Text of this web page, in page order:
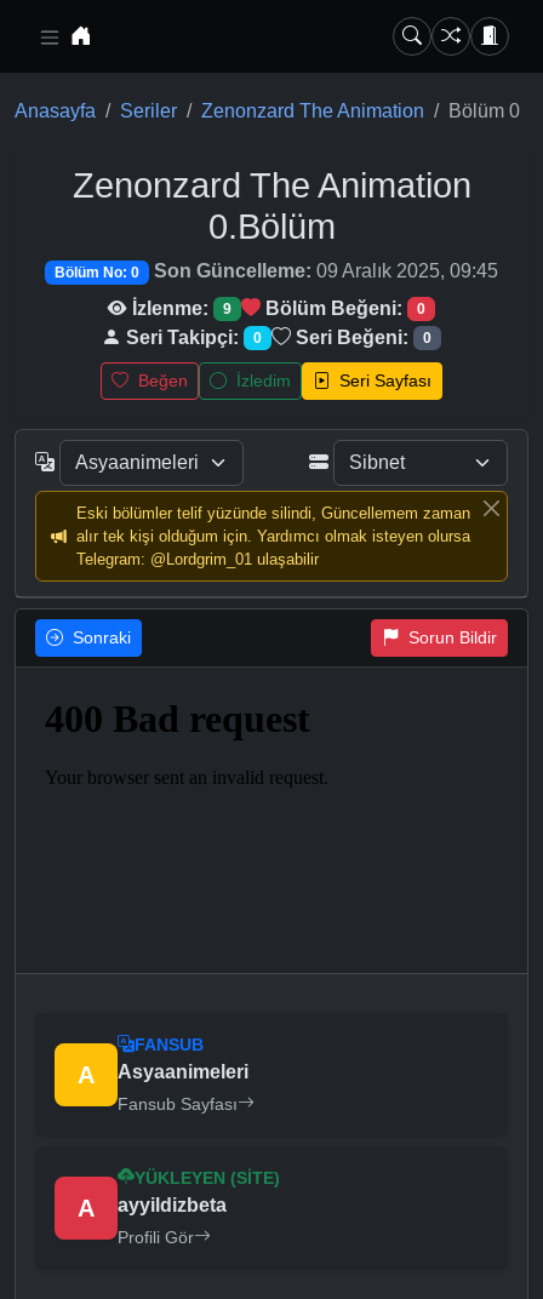
Anasayfa Seriler Zenonzard The Animation Bölüm 0
Zenonzard The Animation
0.Bölüm
Bölüm No: 0 Son Güncelleme: 09 Aralık 2025, 09:45
İzlenme:
9 Bölüm Beğeni: 0
Seri Takipçi: 0 Seri Beğeni: 0
Beğen İzledim Seri Sayfası
Eski bölümler telif yüzünde silindi, Güncellemem zaman
alır tek kişi olduğum için. Yardımcı olmak isteyen olursa
Telegram: @Lordgrim_01 ulaşabilir
Sonraki Sorun Bildir
A
FANSUB
Asyaanimeleri
Fansub Sayfası
A
YÜKLEYEN (SITE)
ayyildizbeta
Profili Gör